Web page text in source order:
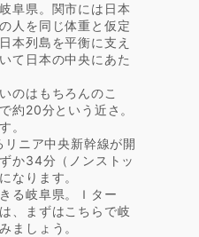
阜県。関市には日本
人を同じ体重と仮定
本列島を平衡に支え
て日本の中央にあた
のはもちろんのこ
約20分という近さ。
。
ニア中央新幹線が開
か34分（ノンストッ
なります。
る岐阜県。Ｉター
、まずはこちらで岐
ましょう。